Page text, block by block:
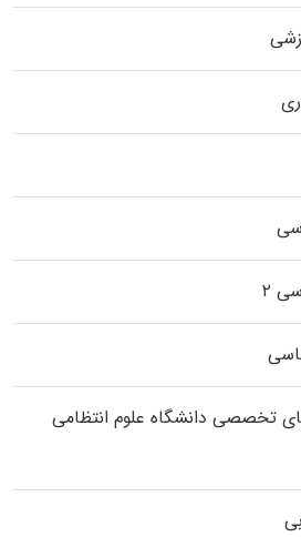
۲
تخصصی داﻧﺸﮕﺎه ﻋﻠﻮم انتظامی